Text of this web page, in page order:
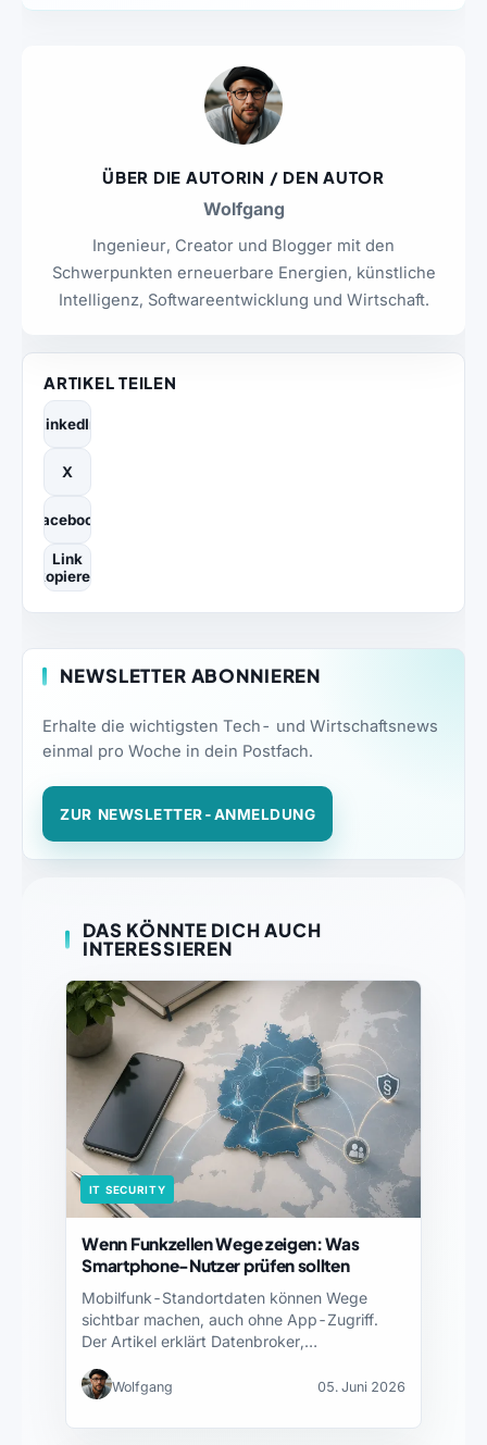
ÜBER DIE AUTORIN / DEN AUTOR
Wolfgang
Ingenieur, Creator und Blogger mit den
Schwerpunkten erneuerbare Energien, künstliche
Intelligenz, Softwareentwicklung und Wirtschaft.
ARTIKEL TEILEN
LinkedIn
X
Facebook
Link
kopieren
NEWSLETTER ABONNIEREN
Erhalte die wichtigsten Tech- und Wirtschaftsnews
einmal pro Woche in dein Postfach.
ZUR NEWSLETTER-ANMELDUNG
DAS KÖNNTE DICH AUCH
INTERESSIEREN
IT SECURITY
Wenn Funkzellen Wege zeigen: Was
Smartphone-Nutzer prüfen sollten
Mobilfunk-Standortdaten können Wege
sichtbar machen, auch ohne App-Zugriff.
Der Artikel erklärt Datenbroker,
Wolfgang 05. Juni 2026